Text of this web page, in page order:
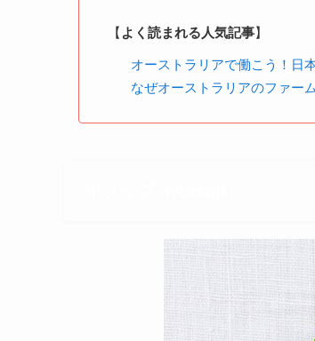
【 よく読まれる人気記事】
オーストラリアで働こう！日
なぜオーストラリアのファー